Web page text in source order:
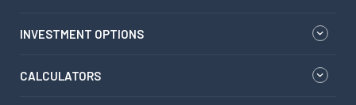
INVESTMENT OPTIONS
CALCULATORS